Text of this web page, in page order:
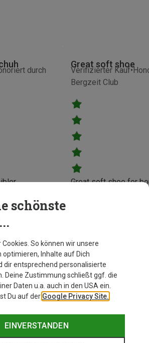
durch
Verifizierter Kauf
Bergzeit Club
Great soft shoe
Great soft shoe for
schönste
Cookies. So können wir unsere
optimieren, Inhalte auf Dich
dir entsprechend personalisierte
Deine Zustimmung schließt ggf. die
Daten u.a. auch in den USA ein.
Du auf der Google Privacy Site.
EINVERSTANDEN